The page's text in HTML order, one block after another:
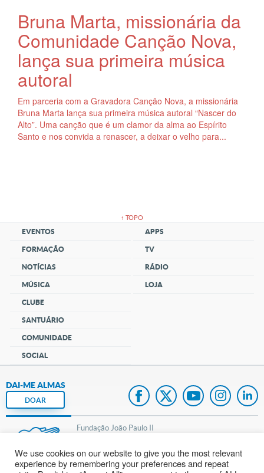
Bruna Marta, missionária da
Comunidade Canção Nova,
lança sua primeira música
autoral
Em parceria com a Gravadora Canção Nova, a missionária
Bruna Marta lança sua primeira música autoral “Nascer do
Alto”. Uma canção que é um clamor da alma ao Espírito
Santo e nos convida a renascer, a deixar o velho para...
↑ TOPO
EVENTOS
FORMAÇÃO
NOTÍCIAS
MÚSICA
CLUBE
SANTUÁRIO
COMUNIDADE
SOCIAL
APPS
TV
RÁDIO
LOJA
DAI-ME ALMAS
DOAR
Fundação João Paulo II
Pedido de Oração
We use cookies on our website to give you the most relevant
experience by remembering your preferences and repeat